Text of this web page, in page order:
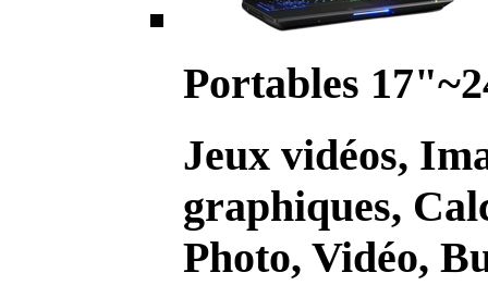
Portables
Jeux vidéos,
graphiques,
Photo, Vidéo,